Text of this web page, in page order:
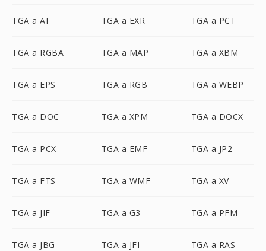
TGA a AI TGA a EXR TGA a PCT
TGA a RGBA TGA a MAP TGA a XBM
TGA a EPS TGA a RGB TGA a WEBP
TGA a DOC TGA a XPM TGA a DOCX
TGA a PCX TGA a EMF TGA a JP2
TGA a FTS TGA a WMF TGA a XV
TGA a JIF TGA a G3 TGA a PFM
TGA a JBG TGA a JFI TGA a RAS